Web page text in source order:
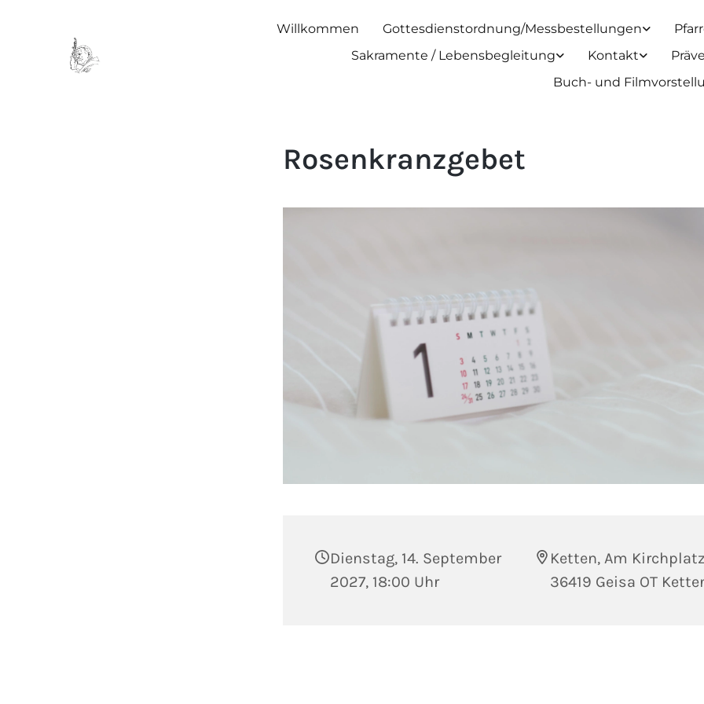
Willkommen Gottesdienstordnung/Messbestellungen
Sakramente / Lebensbegleitung
Kontakt
Buch- und
Rosenkranzgebet
Dienstag, 14. September
2027, 18:00 Uhr
Ketten, Am
36419 Geisa OT